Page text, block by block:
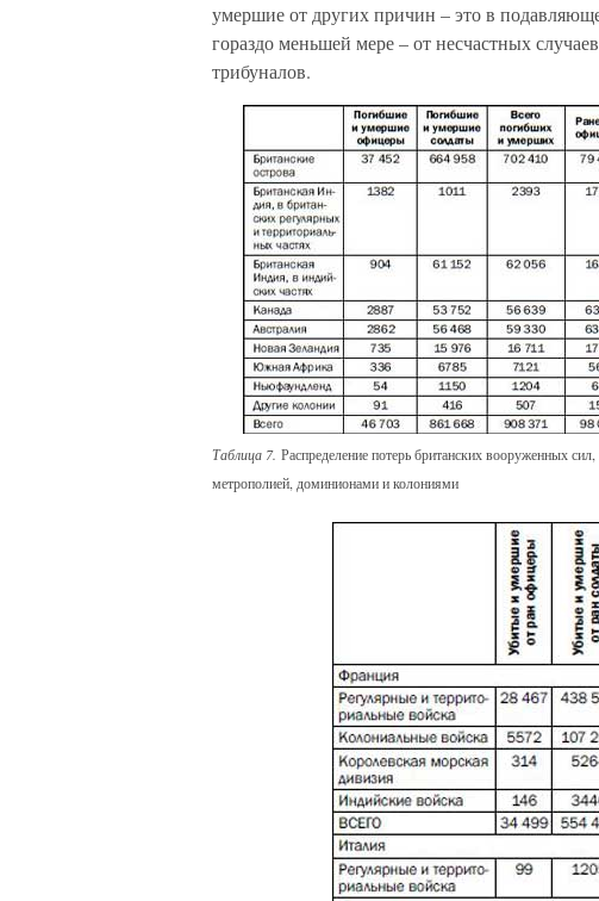
умершие от других причин – это в
гораздо меньшей мере – от несчастных
трибуналов.
Таблица 7. Распределение потерь британских вооруженных
метрополией, доминионами и колониями